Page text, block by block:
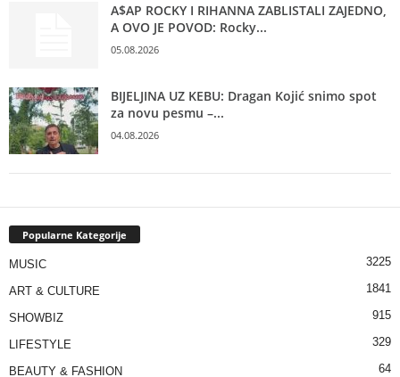
A$AP ROCKY I RIHANNA ZABLISTALI ZAJEDNO,
A OVO JE POVOD: Rocky...
05.08.2026
BIJELJINA UZ KEBU: Dragan Kojić snimo spot
za novu pesmu –...
04.08.2026
Popularne Kategorije
MUSIC 3225
ART & CULTURE 1841
SHOWBIZ 915
LIFESTYLE 329
BEAUTY & FASHION 64